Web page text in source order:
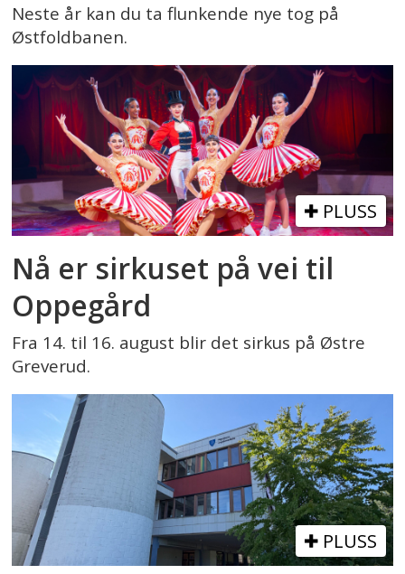
Neste år kan du ta flunkende nye tog på
Østfoldbanen.
PLUSS
Nå er sirkuset på vei til
Oppegård
Fra 14. til 16. august blir det sirkus på Østre
Greverud.
PLUSS